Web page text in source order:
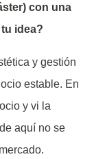
con una
idea?
y gestión
estable. En
y vi la
aquí no se